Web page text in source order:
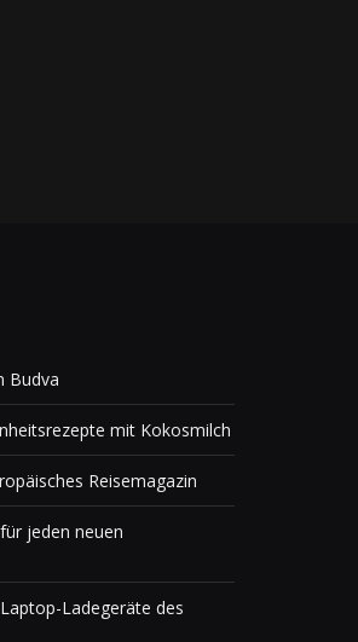
Budva
mit Kokosmilch
Reisemagazin
jeden neuen
Ladegeräte des